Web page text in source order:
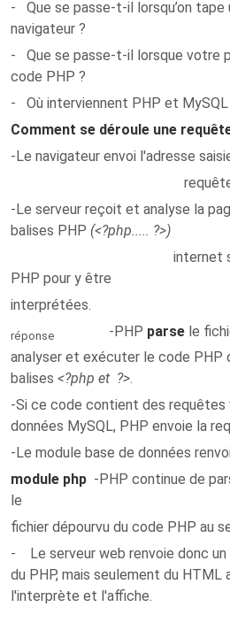
- Que se passe-t-il lorsqu’on tape
navigateur ?
- Que se passe-t-il lorsque votre
code PHP ?
- Où interviennent PHP et MySQL
Comment se déroule une
-Le navigateur envoi l'adresse
requête
-Le serveur reçoit et analyse la
balises PHP (<?php..... ?>)
internet sont
PHP pour y être
interprétées.
réponse -PHP parse le
analyser et exécuter le code PHP
balises <?php et ?>.
-Si ce code contient des requêtes
données MySQL, PHP envoie la
-Le module base de données
module php -PHP continue de
le
fichier dépourvu du code PHP au
- Le serveur web renvoie donc
du PHP, mais seulement du HTML
l'interprète et l'affiche.